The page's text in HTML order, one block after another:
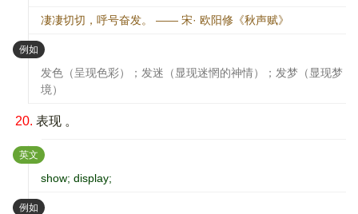
凄凄切切，呼号奋发。 —— 宋· 欧阳修《秋声赋》
例如 ：
发色（呈现色彩）；发迷（显现迷惘的神情）；发梦（显现梦
境）
20. 表现 。
英文 ：
show; display;
例如 ：